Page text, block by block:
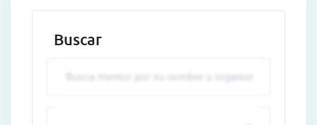
Buscar